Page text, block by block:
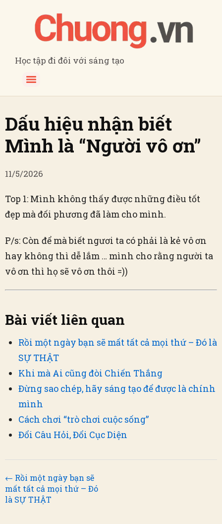
Học tập đi đôi với sáng tạo
Dấu hiệu nhận biết
Mình là “Người vô ơn”
11/5/2026
Top 1: Mình không thấy được những điều tốt
đẹp mà đối phương đã làm cho mình.
P/s: Còn để mà biết ngươi ta có phải là kẻ vô ơn
hay không thì dễ lắm … mình cho rằng người ta
vô ơn thì họ sẽ vô ơn thôi =))
Bài viết liên quan
Rồi một ngày bạn sẽ mất tất cả mọi thứ – Đó là
SỰ THẬT
Khi mà Ai cũng đòi Chiến Thắng
Đừng sao chép, hãy sáng tạo để được là chính
mình
Cách chơi “trò chơi cuộc sống”
Đổi Câu Hỏi, Đổi Cục Diện
← Rồi một ngày bạn sẽ
mất tất cả mọi thứ – Đó
là SỰ THẬT